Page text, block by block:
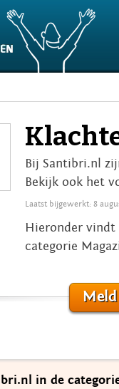
Bij Santibri.nl
Bekijk ook het
Laatst bijgewerkt: 8
Hieronder vindt
categorie
in de